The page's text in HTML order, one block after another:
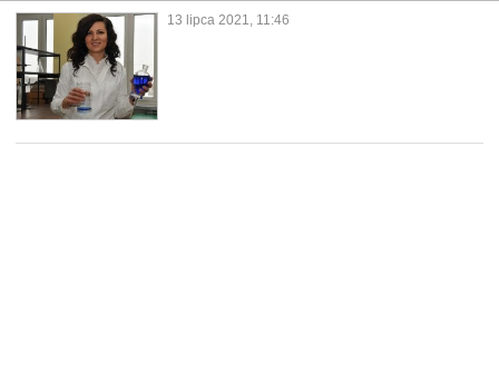
13 lipca 2021, 11:46